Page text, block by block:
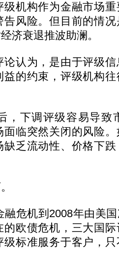
构作为金融市场重
风险。但目前的情
济衰退推波助澜。
为，是由于评级信
的约束，评级机构
下调评级容易导致
面临突然关闭的风险
乏流动性、价格下
危机到2008年由美国
欧债危机，三大国
标准服务于客户，